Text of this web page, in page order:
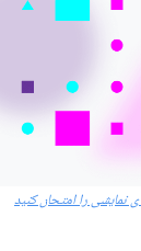
نمایشی را امتحان کنید